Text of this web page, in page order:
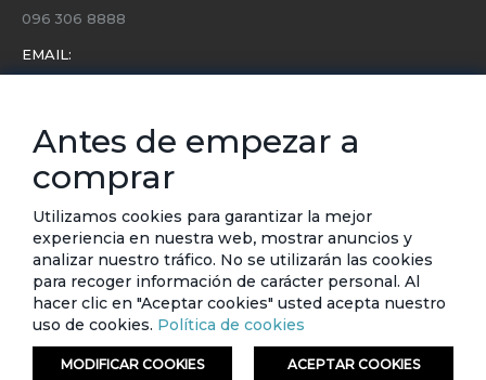
096 306 8888
EMAIL:
Conoce toda la información sobre últimas colecciones,
eventos y ofertas.
Subscríbete a nuestro newsletter
SUSCRIBIRSE
© ETAFASHION 2023. Todos los derechos reservados.
Antes de empezar a
comprar
Utilizamos cookies para garantizar la mejor
experiencia en nuestra web, mostrar anuncios y
analizar nuestro tráfico. No se utilizarán las cookies
para recoger información de carácter personal. Al
hacer clic en "Aceptar cookies" usted acepta nuestro
uso de cookies. Política de cookies
MODIFICAR COOKIES ACEPTAR COOKIES